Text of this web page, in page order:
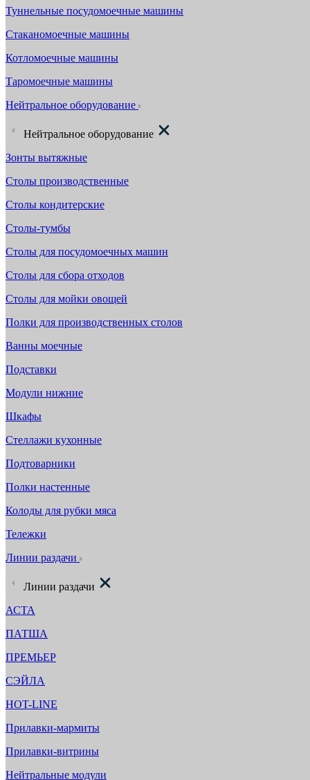
Туннельные посудомоечные машины
Стаканомоечные машины
Котломоечные машины
Таромоечные машины
Нейтральное оборудование
Нейтральное оборудование
Зонты вытяжные
Столы производственные
Столы кондитерские
Столы-тумбы
Столы для посудомоечных машин
Столы для сбора отходов
Столы для мойки овощей
Полки для производственных столов
Ванны моечные
Подставки
Модули нижние
Шкафы
Стеллажи кухонные
Подтоварники
Полки настенные
Колоды для рубки мяса
Тележки
Линии раздачи
Линии раздачи
АСТА
ПАТША
ПРЕМЬЕР
СЭЙЛА
HOT-LINE
Прилавки-мармиты
Прилавки-витрины
Нейтральные модули